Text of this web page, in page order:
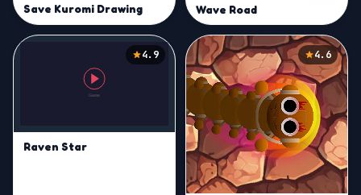
Save Kuromi Drawing Wave Road
4.9
Raven Star
4.6